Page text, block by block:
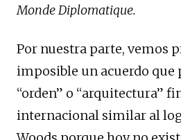
Monde Diplomatique.
Por nuestra parte, vemos
imposible un acuerdo
“orden” o “arquitectura”
internacional similar al